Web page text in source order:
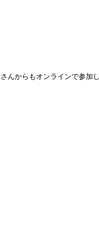
んからもオンラインで参加